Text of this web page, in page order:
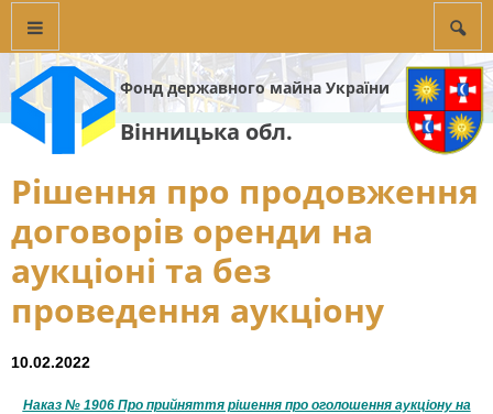
Фонд державного майна України
Вінницька обл.
Рішення про продовження
договорів оренди на
аукціоні та без
проведення аукціону
10.02.2022
Наказ № 1906 Про прийняття рішення про оголошення аукціону на